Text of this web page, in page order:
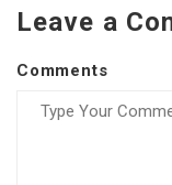
Leave a
Comments